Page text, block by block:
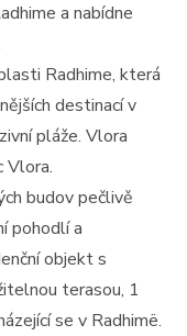
a nabídne
Radhime, která
destinací v
pláže. Vlora
Vlora.
budov pečlivě
pohodlí a
objekt s
terasou, 1
se v Radhimë.